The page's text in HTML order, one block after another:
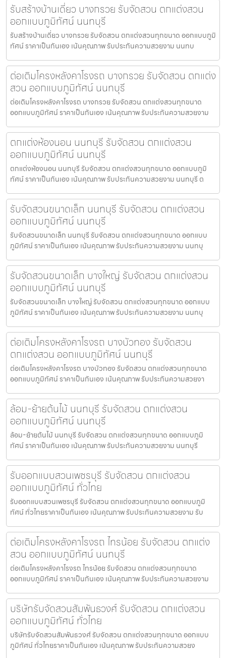
รับสร้างบ้านเดี่ยว บางกรวย รับจัดสวน ตกแต่งสวน
ออกแบบภูมิทัศน์ นนทบุรี
รับสร้างบ้านเดี่ยว บางกรวย รับจัดสวน ตกแต่งสวนทุกขนาด ออกแบบภูมิ
ทัศน์ ราคาเป็นกันเอง เน้นคุณภาพ รับประกันความสวยงาม นนทบ
ต่อเติมโครงหลังคาโรงรถ บางกรวย รับจัดสวน ตกแต่ง
สวน ออกแบบภูมิทัศน์ นนทบุรี
ต่อเติมโครงหลังคาโรงรถ บางกรวย รับจัดสวน ตกแต่งสวนทุกขนาด
ออกแบบภูมิทัศน์ ราคาเป็นกันเอง เน้นคุณภาพ รับประกันความสวยงาม
ตกแต่งห้องนอน นนทบุรี รับจัดสวน ตกแต่งสวน
ออกแบบภูมิทัศน์ นนทบุรี
ตกแต่งห้องนอน นนทบุรี รับจัดสวน ตกแต่งสวนทุกขนาด ออกแบบภูมิ
ทัศน์ ราคาเป็นกันเอง เน้นคุณภาพ รับประกันความสวยงาม นนทบุรี ต
รับจัดสวนขนาดเล็ก นนทบุรี รับจัดสวน ตกแต่งสวน
ออกแบบภูมิทัศน์ นนทบุรี
รับจัดสวนขนาดเล็ก นนทบุรี รับจัดสวน ตกแต่งสวนทุกขนาด ออกแบบ
ภูมิทัศน์ ราคาเป็นกันเอง เน้นคุณภาพ รับประกันความสวยงาม นนทบุ
รับจัดสวนขนาดเล็ก บางใหญ่ รับจัดสวน ตกแต่งสวน
ออกแบบภูมิทัศน์ นนทบุรี
รับจัดสวนขนาดเล็ก บางใหญ่ รับจัดสวน ตกแต่งสวนทุกขนาด ออกแบบ
ภูมิทัศน์ ราคาเป็นกันเอง เน้นคุณภาพ รับประกันความสวยงาม นนทบุ
ต่อเติมโครงหลังคาโรงรถ บางบัวทอง รับจัดสวน
ตกแต่งสวน ออกแบบภูมิทัศน์ นนทบุรี
ต่อเติมโครงหลังคาโรงรถ บางบัวทอง รับจัดสวน ตกแต่งสวนทุกขนาด
ออกแบบภูมิทัศน์ ราคาเป็นกันเอง เน้นคุณภาพ รับประกันความสวยงา
ล้อม-ย้ายต้นไม้ นนทบุรี รับจัดสวน ตกแต่งสวน
ออกแบบภูมิทัศน์ นนทบุรี
ล้อม-ย้ายต้นไม้ นนทบุรี รับจัดสวน ตกแต่งสวนทุกขนาด ออกแบบภูมิ
ทัศน์ ราคาเป็นกันเอง เน้นคุณภาพ รับประกันความสวยงาม นนทบุรี
รับออกแบบสวนเพชรบุรี รับจัดสวน ตกแต่งสวน
ออกแบบภูมิทัศน์ ทั่วไทย
รับออกแบบสวนเพชรบุรี รับจัดสวน ตกแต่งสวนทุกขนาด ออกแบบภูมิ
ทัศน์ ทั่วไทยราคาเป็นกันเอง เน้นคุณภาพ รับประกันความสวยงาม รับ
ต่อเติมโครงหลังคาโรงรถ ไทรน้อย รับจัดสวน ตกแต่ง
สวน ออกแบบภูมิทัศน์ นนทบุรี
ต่อเติมโครงหลังคาโรงรถ ไทรน้อย รับจัดสวน ตกแต่งสวนทุกขนาด
ออกแบบภูมิทัศน์ ราคาเป็นกันเอง เน้นคุณภาพ รับประกันความสวยงาม
บริษัทรับจัดสวนสัมพันธวงศ์ รับจัดสวน ตกแต่งสวน
ออกแบบภูมิทัศน์ ทั่วไทย
บริษัทรับจัดสวนสัมพันธวงศ์ รับจัดสวน ตกแต่งสวนทุกขนาด ออกแบบ
ภูมิทัศน์ ทั่วไทยราคาเป็นกันเอง เน้นคุณภาพ รับประกันความสวยง